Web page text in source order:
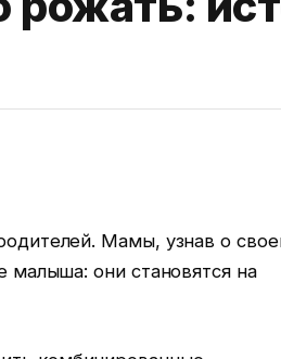
Мамы, узнав о
малыша: они становятся на